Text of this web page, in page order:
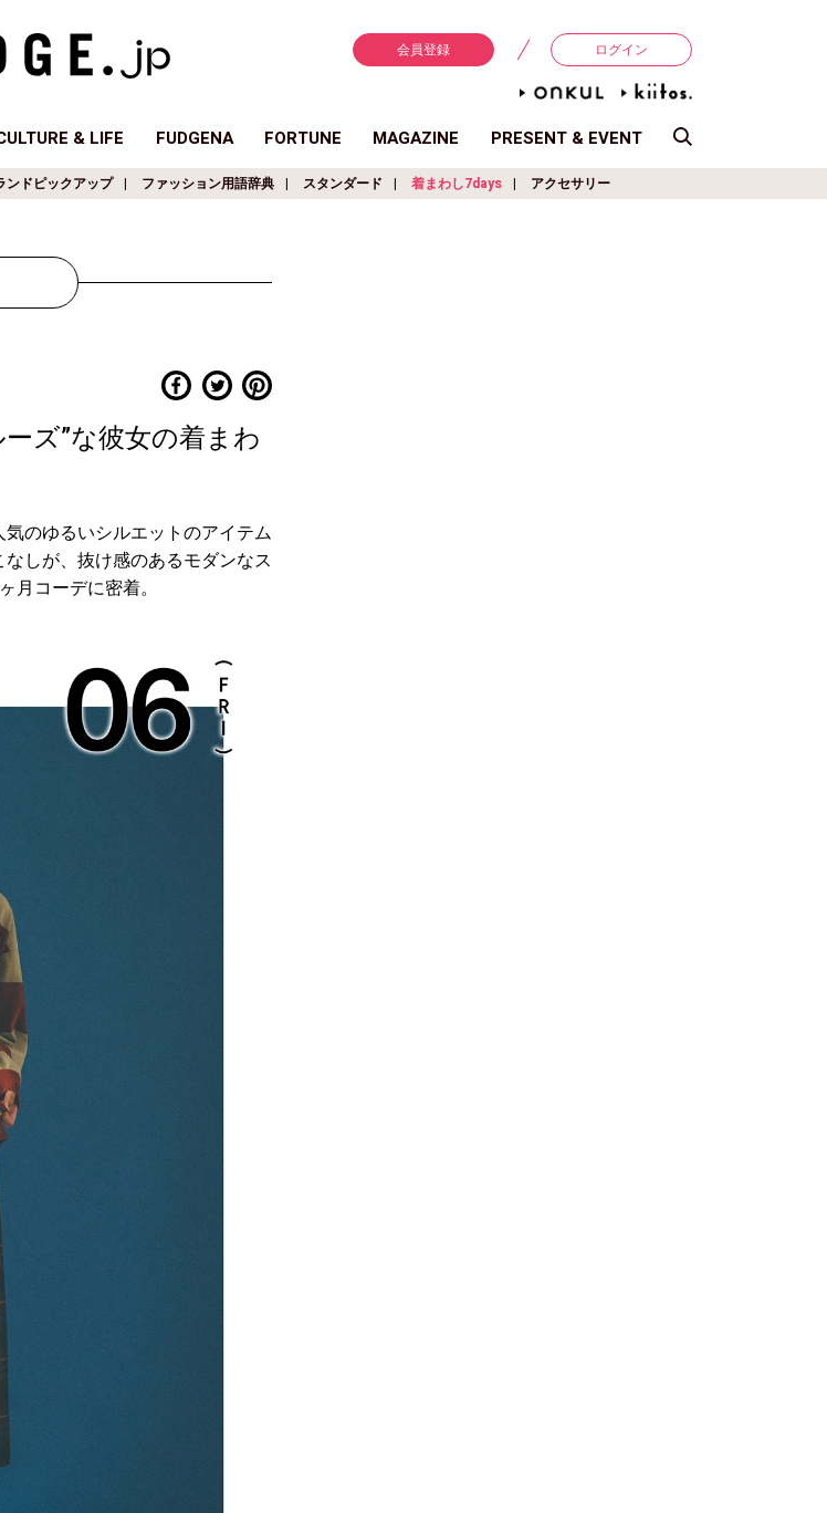
会員登録 ログイン
& LIFE FUDGENA FORTUNE MAGAZINE PRESENT & EVENT
ンドピックアップ ファッション用語辞典 スタンダード 着まわし7days アクセサリー
ズ”な彼女の着まわ
のゆるいシルエットのアイテム
しが、抜け感のあるモダンなス
コーデに密着。